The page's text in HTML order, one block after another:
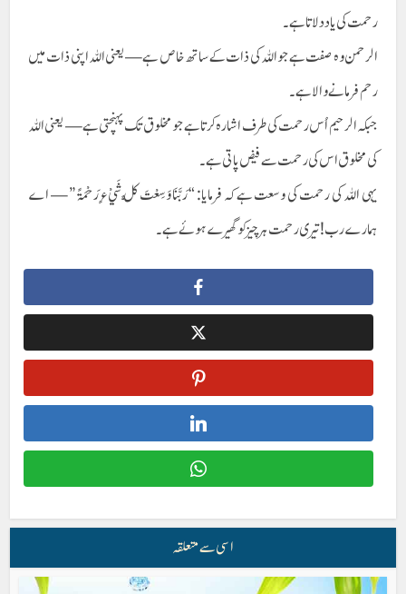
رحمت کی یاد دلاتا ہے۔
الرحمن وہ صفت ہے جو اللہ کی ذات کے ساتھ خاص ہے — یعنی اللہ اپنی ذات میں
رحم فرمانے والا ہے۔
جبکہ الرحیم اُس رحمت کی طرف اشارہ کرتا ہے جو مخلوق تک پہنچتی ہے — یعنی اللہ
کی مخلوق اس کی رحمت سے فیض پاتی ہے۔
یہی اللہ کی رحمت کی وسعت ہے کہ فرمایا: “رَبَّنَا وَسِعْتَ كُلَّ شَيْءٍ رَحْمَةً” — اے
ہمارے رب! تیری رحمت ہر چیز کو گھیرے ہوئے ہے۔
اسی سے متعلقہ